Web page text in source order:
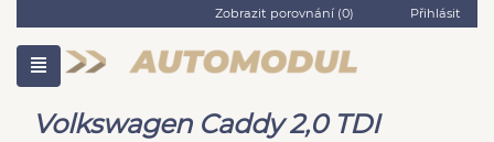
Zobrazit porovnání (0) Přihlásit
Volkswagen Caddy 2,0 TDI